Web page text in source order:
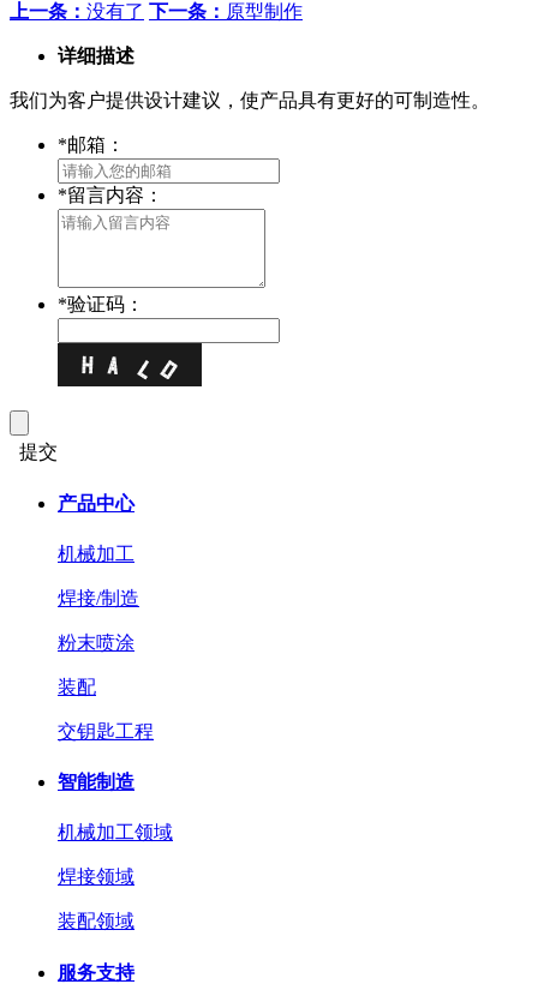
上一条： 没有了 下一条： 原型制作
详细描述
我们为客户提供设计建议，使产品具有更好的可制造性。
*邮箱：
*留言内容：
*验证码：
提交
产品中心
机械加工
焊接/制造
粉末喷涂
装配
交钥匙工程
智能制造
机械加工领域
焊接领域
装配领域
服务支持